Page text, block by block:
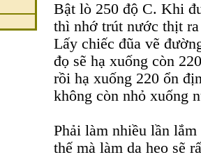
Bật lò 250 độ C. Khi
thì nhớ trút nước thịt
Lấy chiếc đũa vẽ
đọ sẽ hạ xuống còn
rồi hạ xuống 220 ổn
không còn nhỏ xuống
Phải làm nhiều lần
thế mà làm da heo sẽ